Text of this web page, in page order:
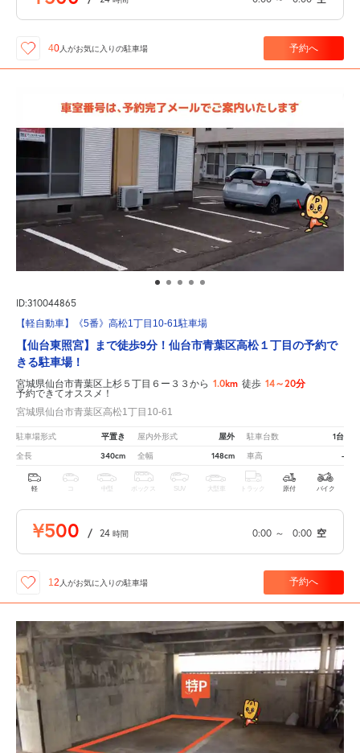
40人がお気に入りの駐車場 予約へ
ID:310044865
【軽自動車】《5番》高松1丁目10-61駐車場
【仙台東照宮】まで徒歩9分！仙台市青葉区高松１丁目の予約で
きる駐車場！
宮城県仙台市青葉区上杉５丁目６ー３３から 1.0km 徒歩 14～20分
予約できてオススメ！
宮城県仙台市青葉区高松1丁目10-61
駐車場形式 平置き 屋内外形式 屋外 駐車台数 1台
全長 340cm 全幅 148cm 車高 -
軽 中型 ボックス SUV 大型車 トラック 原付 バイク
¥500 / 24 時間 0:00 ～ 0:00 空
12 人がお気に入りの駐車場 予約へ